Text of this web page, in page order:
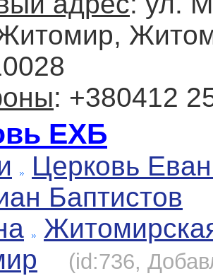
: +380412
ЕХБ
Церковь
Баптистов
(id:736,